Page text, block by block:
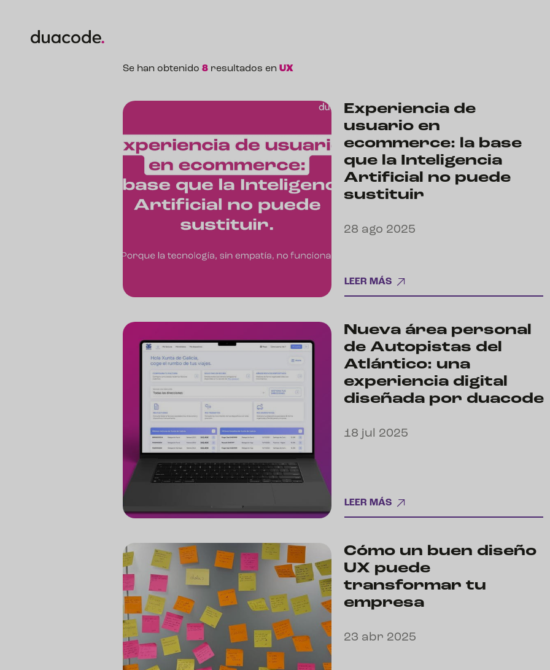
Se han obtenido 8 resultados en UX
Experiencia de
usuario en
ecommerce: la base
que la Inteligencia
Artificial no puede
sustituir
28 ago 2025
LEER MÁS
Nueva área personal
de Autopistas del
Atlántico: una
experiencia digital
diseñada por duacode
18 jul 2025
LEER MÁS
Cómo un buen diseño
UX puede
transformar tu
empresa
23 abr 2025